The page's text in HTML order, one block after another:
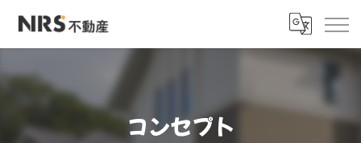
コンセプト